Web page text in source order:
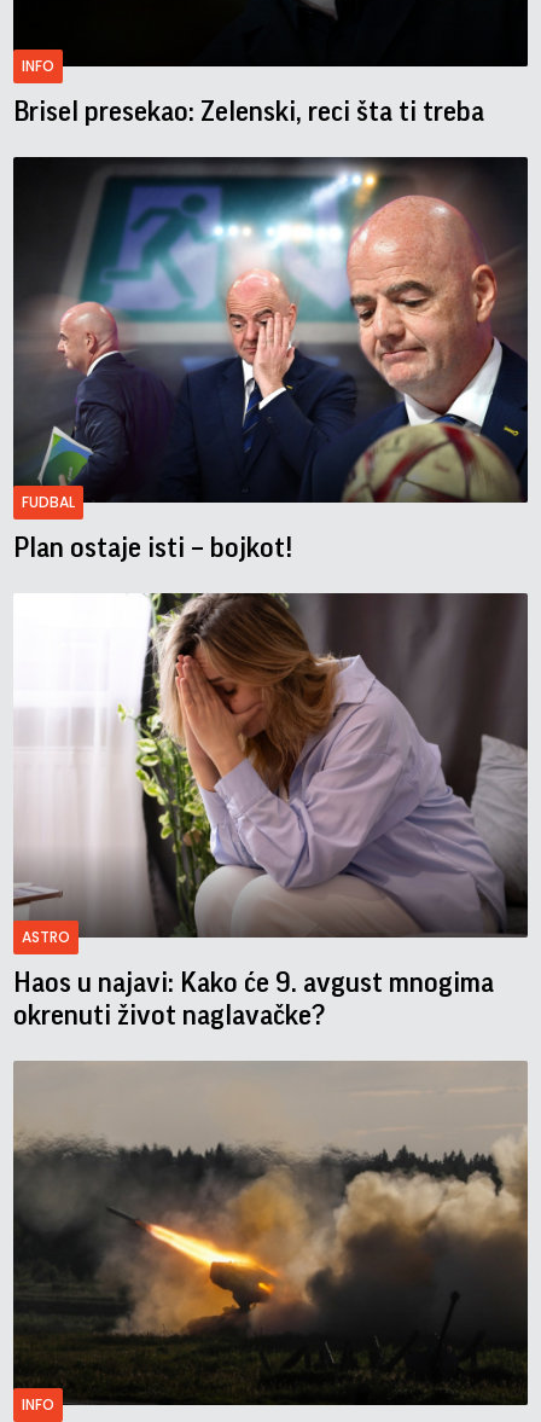
INFO
Brisel presekao: Zelenski, reci šta ti treba
FUDBAL
Plan ostaje isti – bojkot!
ASTRO
Haos u najavi: Kako će 9. avgust mnogima
okrenuti život naglavačke?
INFO